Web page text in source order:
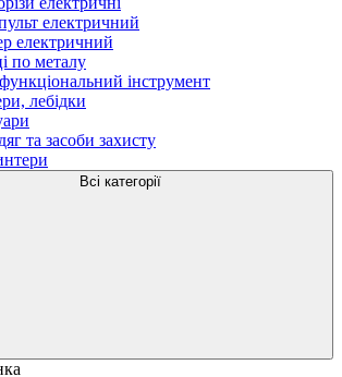
електричний
електричний
по металу
інструмент
лебідки
та засоби захисту
Всі категорії